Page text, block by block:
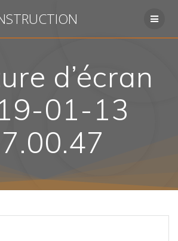
au
d’écran
01-13